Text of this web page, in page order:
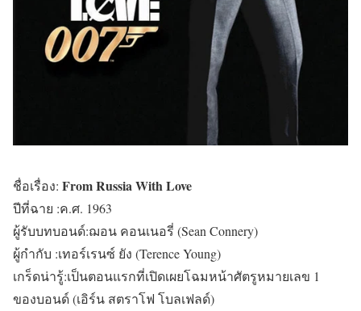
ชื่อเรื่อง: From Russia With Love
ปีที่ฉาย :ค.ศ. 1963
ผู้รับบทบอนด์:ฌอน คอนเนอรี่ (Sean Connery)
ผู้กำกับ :เทอร์เรนซ์ ยัง (Terence Young)
เกร็ดน่ารู้:เป็นตอนแรกที่เปิดเผยโฉมหน้าศัตรูหมายเลข 1
ของบอนด์ (เอิร์น สตราโฟ โบลเฟลด์)